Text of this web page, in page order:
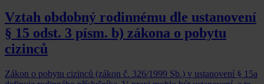
Vztah obdobný rodinnému dle ustanovení
§ 15 odst. 3 písm. b) zákona o pobytu
cizinců
Zákon o pobytu cizinců (zákon č. 326/1999 Sb.) v ustanovení § 15a